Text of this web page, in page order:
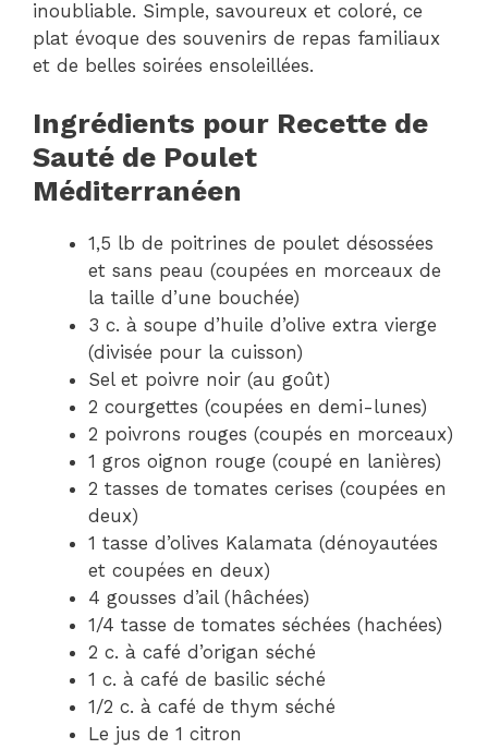
inoubliable. Simple, savoureux et coloré, ce
plat évoque des souvenirs de repas familiaux
et de belles soirées ensoleillées.
Ingrédients pour Recette de
Sauté de Poulet
Méditerranéen
1,5 lb de poitrines de poulet désossées
et sans peau (coupées en morceaux de
la taille d’une bouchée)
3 c. à soupe d’huile d’olive extra vierge
(divisée pour la cuisson)
Sel et poivre noir (au goût)
2 courgettes (coupées en demi-lunes)
2 poivrons rouges (coupés en morceaux)
1 gros oignon rouge (coupé en lanières)
2 tasses de tomates cerises (coupées en
deux)
1 tasse d’olives Kalamata (dénoyautées
et coupées en deux)
4 gousses d’ail (hâchées)
1/4 tasse de tomates séchées (hachées)
2 c. à café d’origan séché
1 c. à café de basilic séché
1/2 c. à café de thym séché
Le jus de 1 citron